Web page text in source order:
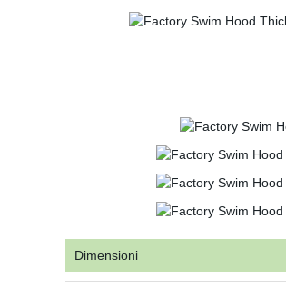
Dimensioni